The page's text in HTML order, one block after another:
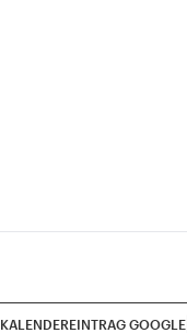
KALENDEREINTRAG GOOGLE